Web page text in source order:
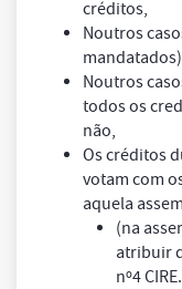
créditos,
Noutros
Noutros
todos os
não,
Os créditos
votam com
aquela
(na
atribuir
nº4 CIRE.